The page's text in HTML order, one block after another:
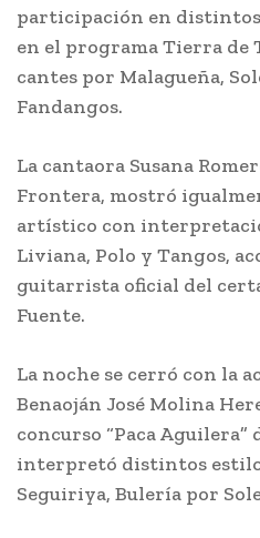
participación en
en el programa Tierra de
cantes por Malagueña,
Fandangos.
La cantaora Susana
Frontera, mostró
artístico con
Liviana, Polo y Tangos,
guitarrista oficial del
Fuente.
La noche se cerró con la
Benaoján José Molina
concurso “Paca Aguilera”
interpretó distintos
Seguiriya, Bulería por